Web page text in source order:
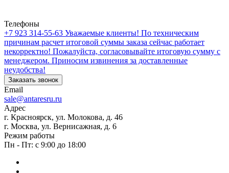
Телефоны
+7 923 314-55-63 Уважаемые клиенты! По техническим
причинам расчет итоговой суммы заказа сейчас работает
некорректно! Пожалуйста, согласовывайте итоговую сумму с
менеджером. Приносим извинения за доставленные
неудобства!
Заказать звонок
Email
sale@antaresru.ru
Адрес
г. Красноярск, ул. Молокова, д. 46
г. Москва, ул. Вернисажная, д. 6
Режим работы
Пн - Пт: с 9:00 до 18:00